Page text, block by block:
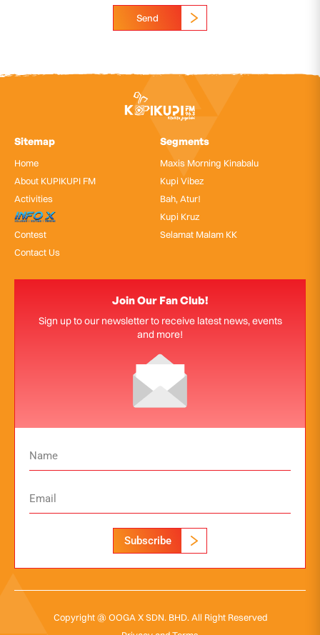
Send
Sitemap
Home
About KUPIKUPI FM
Activities
InfoX
Contest
Contact Us
Segments
Maxis Morning Kinabalu
Kupi Vibez
Bah, Atur!
Kupi Kruz
Selamat Malam KK
Join Our Fan Club!
Sign up to our newsletter to receive latest news, events
and more!
Subscribe
Copyright @ OOGA X SDN. BHD. All Right Reserved